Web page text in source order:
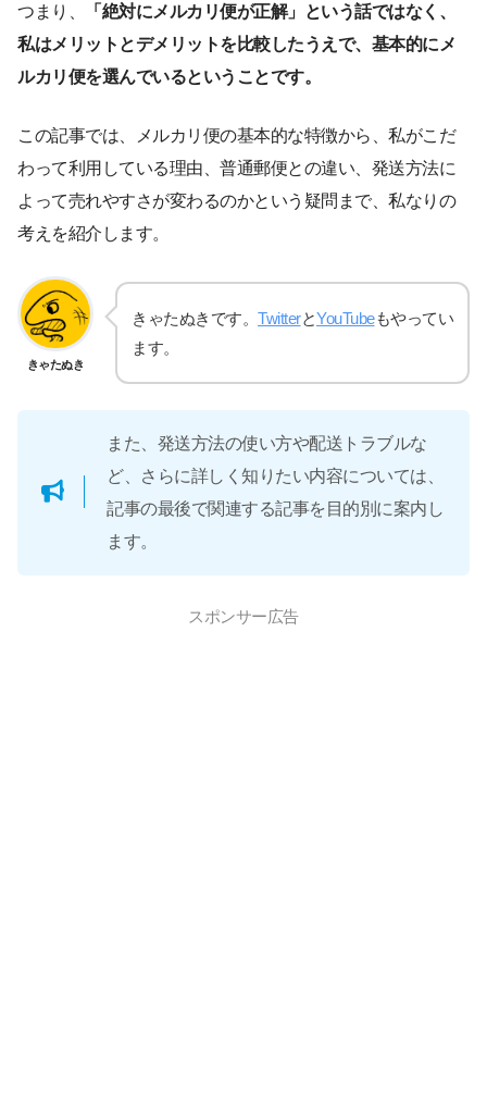
つまり、
「絶対にメルカリ便が正解」という話ではなく、
私はメリットとデメリットを比較したうえで、基本的にメ
ルカリ便を選んでいるということです。
この記事では、メルカリ便の基本的な特徴から、私がこだ
わって利用している理由、普通郵便との違い、発送方法に
よって売れやすさが変わるのかという疑問まで、私なりの
考えを紹介します。
きゃたぬき
きゃたぬきです。 TwitterとYouTubeもやってい
ます。
また、発送方法の使い方や配送トラブルな
ど、さらに詳しく知りたい内容については、
記事の最後で関連する記事を目的別に案内し
ます。
スポンサー広告